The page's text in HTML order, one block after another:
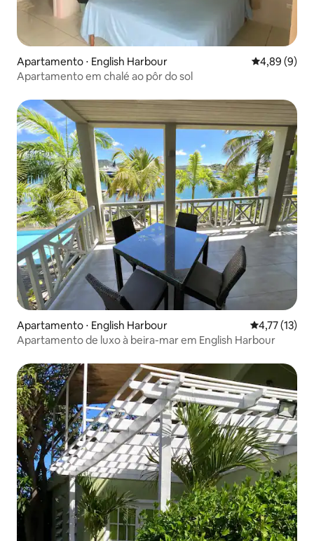
Apartamento ⋅ English Harbour 4,89 de uma
4,89 (9)
Apartamento em chalé ao pôr do sol
Apartamento ⋅ English Harbour 4,77 de uma
4,77 (13)
Apartamento de luxo à beira-mar em English Harbour